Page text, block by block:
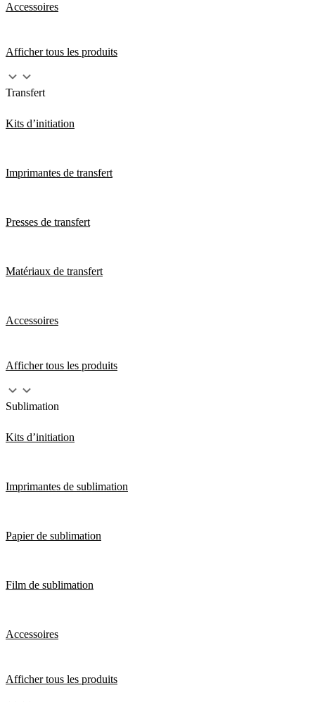
Accessoires
Afficher tous les produits
Transfert
Kits d’initiation
Imprimantes de transfert
Presses de transfert
Matériaux de transfert
Accessoires
Afficher tous les produits
Sublimation
Kits d’initiation
Imprimantes de sublimation
Papier de sublimation
Film de sublimation
Accessoires
Afficher tous les produits